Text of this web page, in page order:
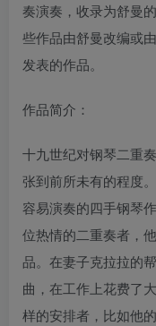
奏演奏，收录为舒曼
些作品由舒曼改编或
发表的作品。
作品简介：
十九世纪对钢琴二重
张到前所未有的程度
容易演奏的四手钢琴
位热情的二重奏者，
品。在妻子克拉拉的
曲，在工作上花费了
样的安排者，比如他